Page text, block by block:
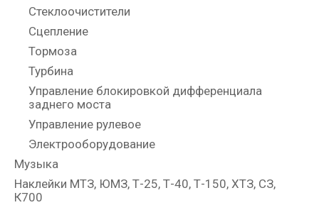
Стеклоочистители
Сцепление
Тормоза
Турбина
Управление блокировкой дифференциала
заднего моста
Управление рулевое
Электрооборудование
Музыка
Наклейки МТЗ, ЮМЗ, Т-25, Т-40, Т-150, ХТЗ, СЗ,
К700